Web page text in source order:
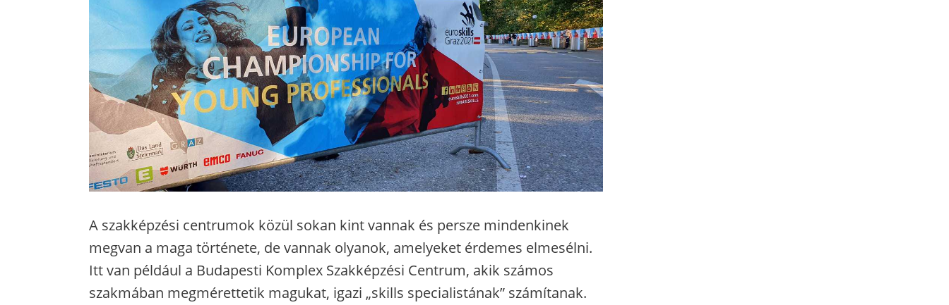
A szakképzési centrumok közül sokan kint vannak és persze mindenkinek
megvan a maga története, de vannak olyanok, amelyeket érdemes elmesélni.
Itt van például a Budapesti Komplex Szakképzési Centrum, akik számos
szakmában megmérettetik magukat, igazi „skills specialistának” számítanak.